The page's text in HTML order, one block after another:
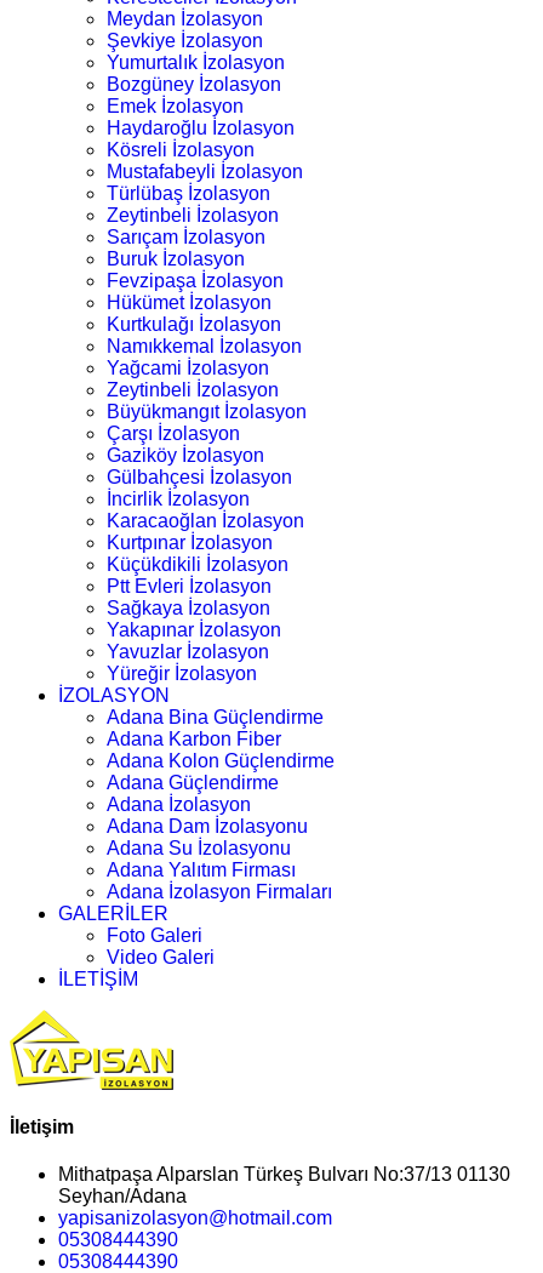
Meydan İzolasyon
Şevkiye İzolasyon
Yumurtalık İzolasyon
Bozgüney İzolasyon
Emek İzolasyon
Haydaroğlu İzolasyon
Kösreli İzolasyon
Mustafabeyli İzolasyon
Türlübaş İzolasyon
Zeytinbeli İzolasyon
Sarıçam İzolasyon
Buruk İzolasyon
Fevzipaşa İzolasyon
Hükümet İzolasyon
Kurtkulağı İzolasyon
Namıkkemal İzolasyon
Yağcami İzolasyon
Zeytinbeli İzolasyon
Büyükmangıt İzolasyon
Çarşı İzolasyon
Gaziköy İzolasyon
Gülbahçesi İzolasyon
İncirlik İzolasyon
Karacaoğlan İzolasyon
Kurtpınar İzolasyon
Küçükdikili İzolasyon
Ptt Evleri İzolasyon
Sağkaya İzolasyon
Yakapınar İzolasyon
Yavuzlar İzolasyon
Yüreğir İzolasyon
İZOLASYON
Adana Bina Güçlendirme
Adana Karbon Fiber
Adana Kolon Güçlendirme
Adana Güçlendirme
Adana İzolasyon
Adana Dam İzolasyonu
Adana Su İzolasyonu
Adana Yalıtım Firması
Adana İzolasyon Firmaları
GALERİLER
Foto Galeri
Video Galeri
İLETİŞİM
İletişim
Mithatpaşa Alparslan Türkeş Bulvarı No:37/13 01130
Seyhan/Adana
yapisanizolasyon@hotmail.com
05308444390
05308444390